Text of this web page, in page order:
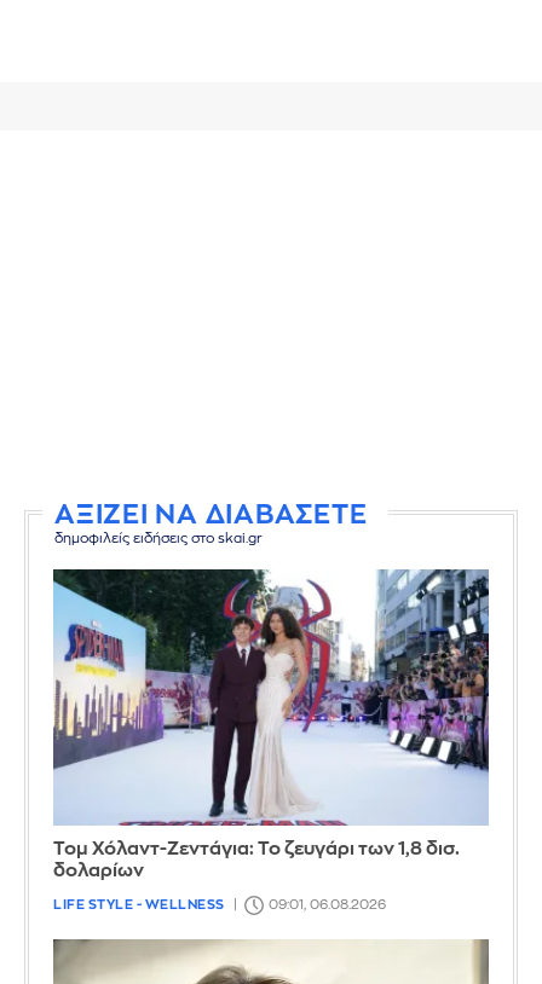
ΑΞΙΖΕΙ ΝΑ ΔΙΑΒΑΣΕΤΕ
δημοφιλείς ειδήσεις στο skai.gr
Τομ Χόλαντ-Ζεντάγια: Το ζευγάρι των 1,8 δισ.
δολαρίων
LIFE STYLE - WELLNESS 09:01, 06.08.2026